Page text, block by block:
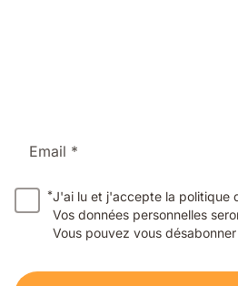
Email *
*J'ai lu et j'accepte la politique
Vos données personnelles
Vous pouvez vous